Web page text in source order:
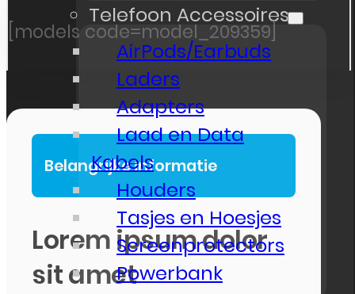
Telefoon Accessoires
AirPods/Earbuds
Laders
Adapters
Laad en Data
Kabels
Houders
Tasjes en Hoesjes
Screenprotectors
Powerbank
[models code=model_209359]
Belangrijke informatie
Lorem ipsum dolor
sit amet